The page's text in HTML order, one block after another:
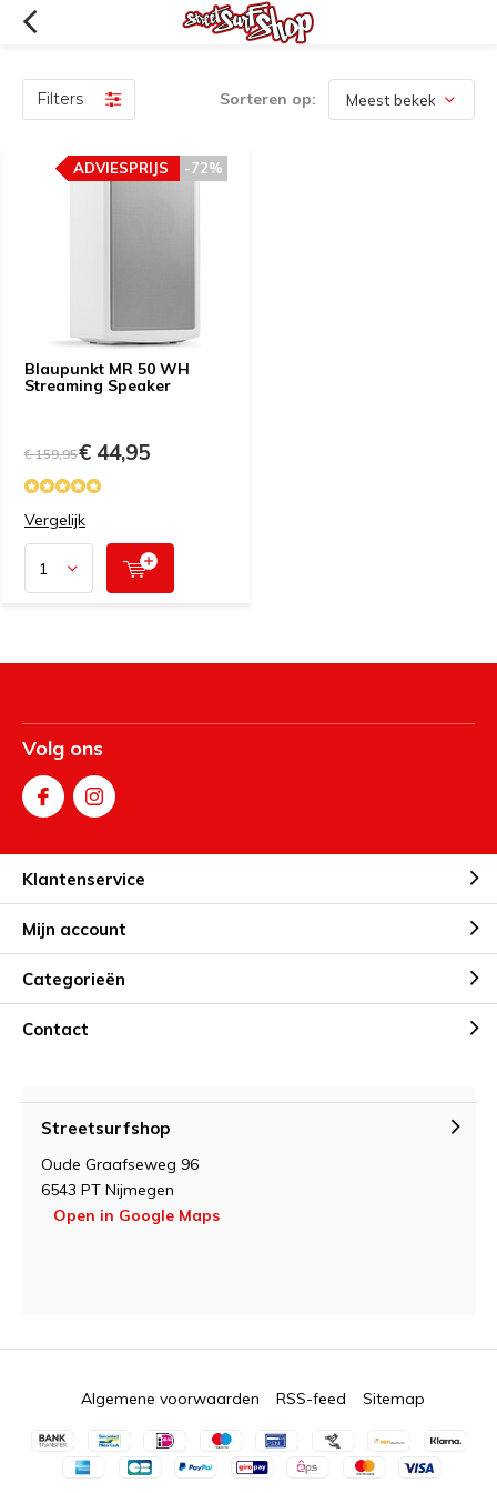
Filters Sorteren op:
Blaupunkt MR 50 WH
Streaming Speaker
-72%
ADVIESPRIJS
€ 159,95€ 44,95
Vergelijk
Volg ons
Klantenservice
Mijn account
Categorieën
Contact
Streetsurfshop
Oude Graafseweg 96
6543 PT Nijmegen
Open in Google Maps
Algemene voorwaarden RSS-feed Sitemap